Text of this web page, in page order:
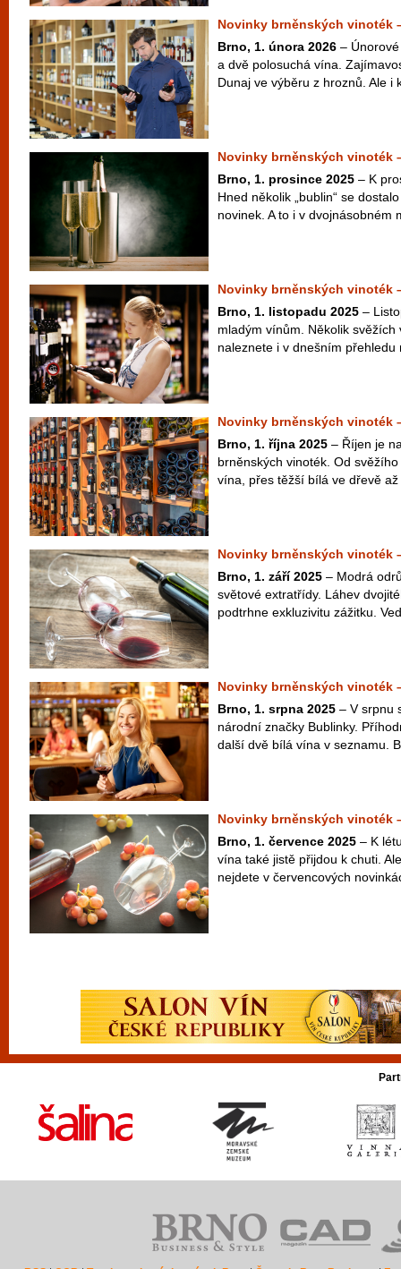
Novinky brněnských vinoték
Brno, 1. února 2026 –
a dvě polosuchá vína.
Dunaj ve výběru z hroznů. Ale i
Novinky brněnských vinoték
Brno, 1. prosince 2025 – K
Hned několik „bublin“ se
novinek. A to i v dvojnásobném
Novinky brněnských vinoték
Brno, 1. listopadu 2025 –
mladým vínům. Několik
naleznete i v dnešním přehledu
Novinky brněnských vinoték
Brno, 1. října 2025 – Říjen je
brněnských vinoték. Od
vína, přes těžší bílá ve dřevě
Novinky brněnských vinoték
Brno, 1. září 2025 – Modrá
světové extratřídy. Láhev
podtrhne exkluzivitu zážitku.
Novinky brněnských vinoték
Brno, 1. srpna 2025 – V srpnu
národní značky Bublinky.
další dvě bílá vína v seznamu.
Novinky brněnských vinoték
Brno, 1. července 2025 – K
vína také jistě přijdou k chuti.
nejdete v červencových